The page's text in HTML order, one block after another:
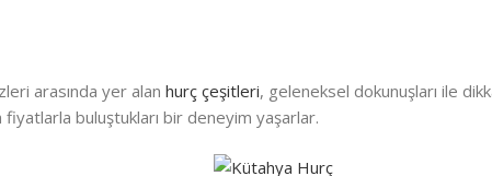
arasında yer alan hurç çeşitleri, geleneksel dokunuşları ile
buluştukları bir deneyim yaşarlar.